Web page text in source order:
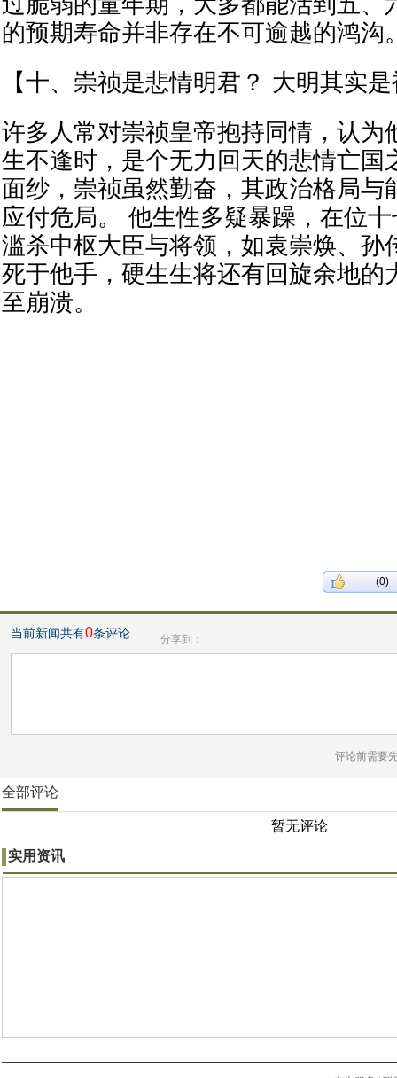
的预期寿命并非存在不可逾越的鸿沟
【十、崇祯是悲情明君？ 大明其实
许多人常对崇祯皇帝抱持同情，认为
生不逢时，是个无力回天的悲情亡国
面纱，崇祯虽然勤奋，其政治格局与
应付危局。 他生性多疑暴躁，在位
滥杀中枢大臣与将领，如袁崇焕、孙
死于他手，硬生生将还有回旋余地的
至崩溃。
(0)
当前新闻共有0条评论 分享到：
评论前需要
全部评论
暂无评论
实用资讯